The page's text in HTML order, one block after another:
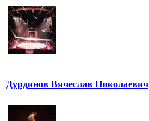
Дурдинов Вячеслав Николаевич